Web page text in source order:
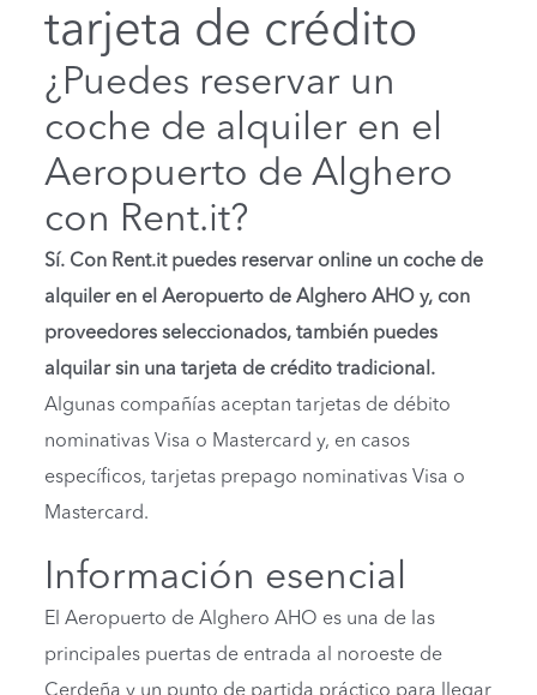
tarjeta de crédito
¿Puedes reservar un
coche de alquiler en el
Aeropuerto de Alghero
con Rent.it?
Sí. Con Rent.it puedes reservar online un coche de
alquiler en el Aeropuerto de Alghero AHO y, con
proveedores seleccionados, también puedes
alquilar sin una tarjeta de crédito tradicional.
Algunas compañías aceptan tarjetas de débito
nominativas Visa o Mastercard y, en casos
específicos, tarjetas prepago nominativas Visa o
Mastercard.
Información esencial
El Aeropuerto de Alghero AHO es una de las
principales puertas de entrada al noroeste de
Cerdeña y un punto de partida práctico para llegar